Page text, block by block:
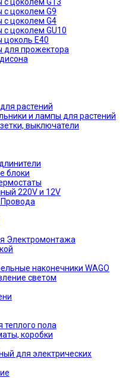
цоколем G9
цоколем G4
цоколем GU10
Е40
прожектора
растений
и лампы для растений
выключатели
блоки
220V и 12V
Электромонтажа
наконечники WAGO
светом
теплого пола
коробки
для электрических